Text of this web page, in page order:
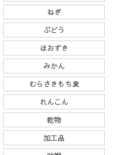
ねぎ
ぶどう
ほおずき
みかん
むらさきもち麦
れんこん
乾物
加工品